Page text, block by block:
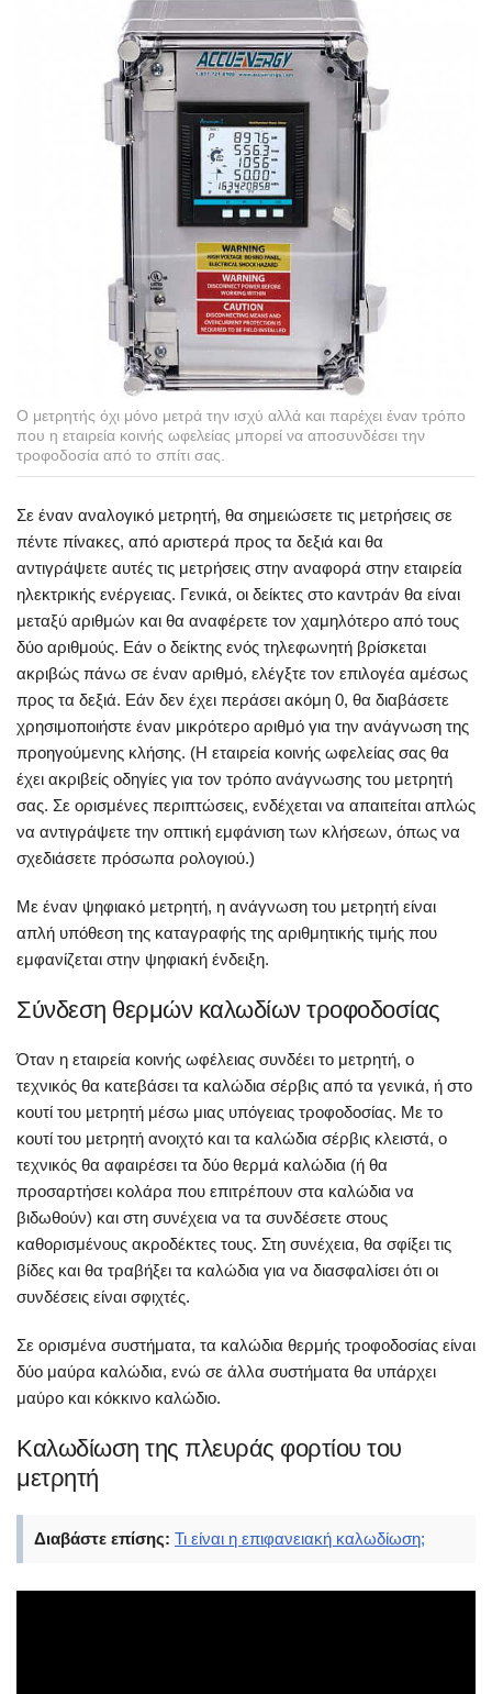
Ο μετρητής όχι μόνο μετρά την ισχύ αλλά και παρέχει έναν τρόπο
που η εταιρεία κοινής ωφελείας μπορεί να αποσυνδέσει την
τροφοδοσία από το σπίτι σας.
Σε έναν αναλογικό μετρητή, θα σημειώσετε τις μετρήσεις σε
πέντε πίνακες, από αριστερά προς τα δεξιά και θα
αντιγράψετε αυτές τις μετρήσεις στην αναφορά στην εταιρεία
ηλεκτρικής ενέργειας. Γενικά, οι δείκτες στο καντράν θα είναι
μεταξύ αριθμών και θα αναφέρετε τον χαμηλότερο από τους
δύο αριθμούς. Εάν ο δείκτης ενός τηλεφωνητή βρίσκεται
ακριβώς πάνω σε έναν αριθμό, ελέγξτε τον επιλογέα αμέσως
προς τα δεξιά. Εάν δεν έχει περάσει ακόμη 0, θα διαβάσετε
χρησιμοποιήστε έναν μικρότερο αριθμό για την ανάγνωση της
προηγούμενης κλήσης. (Η εταιρεία κοινής ωφελείας σας θα
έχει ακριβείς οδηγίες για τον τρόπο ανάγνωσης του μετρητή
σας. Σε ορισμένες περιπτώσεις, ενδέχεται να απαιτείται απλώς
να αντιγράψετε την οπτική εμφάνιση των κλήσεων, όπως να
σχεδιάσετε πρόσωπα ρολογιού.)
Με έναν ψηφιακό μετρητή, η ανάγνωση του μετρητή είναι
απλή υπόθεση της καταγραφής της αριθμητικής τιμής που
εμφανίζεται στην ψηφιακή ένδειξη.
Σύνδεση θερμών καλωδίων τροφοδοσίας
Όταν η εταιρεία κοινής ωφέλειας συνδέει το μετρητή, ο
τεχνικός θα κατεβάσει τα καλώδια σέρβις από τα γενικά, ή στο
κουτί του μετρητή μέσω μιας υπόγειας τροφοδοσίας. Με το
κουτί του μετρητή ανοιχτό και τα καλώδια σέρβις κλειστά, ο
τεχνικός θα αφαιρέσει τα δύο θερμά καλώδια (ή θα
προσαρτήσει κολάρα που επιτρέπουν στα καλώδια να
βιδωθούν) και στη συνέχεια να τα συνδέσετε στους
καθορισμένους ακροδέκτες τους. Στη συνέχεια, θα σφίξει τις
βίδες και θα τραβήξει τα καλώδια για να διασφαλίσει ότι οι
συνδέσεις είναι σφιχτές.
Σε ορισμένα συστήματα, τα καλώδια θερμής τροφοδοσίας είναι
δύο μαύρα καλώδια, ενώ σε άλλα συστήματα θα υπάρχει
μαύρο και κόκκινο καλώδιο.
Καλωδίωση της πλευράς φορτίου του
μετρητή
Διαβάστε επίσης: Τι είναι η επιφανειακή καλωδίωση;